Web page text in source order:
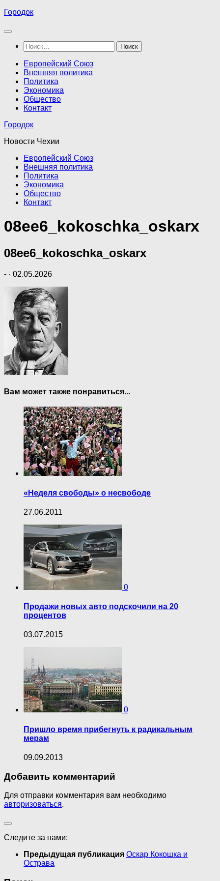
Перейти
содержимому
Городок
Найти:
Европейский Союз
Внешняя политика
Политика
Экономика
Общество
Контакт
Городок
Новости Чехии
Европейский Союз
Внешняя политика
Политика
Экономика
Общество
Контакт
08ee6_kokoschka_oskarx
08ee6_kokoschka_oskarx
- · 02.05.2026
Вам может также понравиться...
«Неделя свободы» о несвободе
27.06.2011
0
Продажи новых авто подскочили на 20
процентов
03.07.2015
0
Пришло время прибегнуть к радикальным
мерам
09.09.2013
Добавить комментарий
Для отправки комментария вам необходимо
авторизоваться.
Следите за нами:
Предыдущая публикация Оскар Кокошка и
Острава